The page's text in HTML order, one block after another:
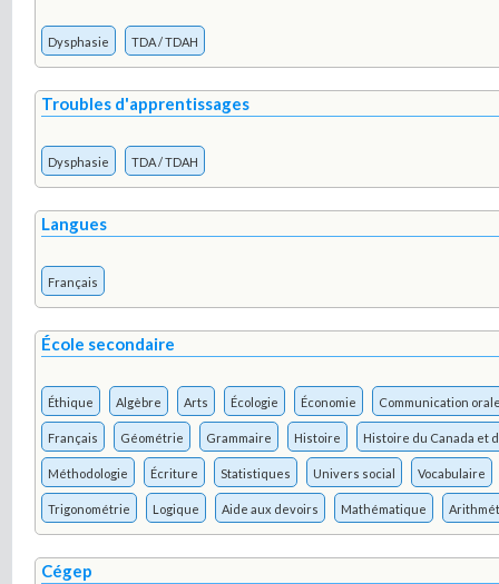
Dysphasie TDA / TDAH
Troubles d'apprentissages
Dysphasie TDA / TDAH
Langues
Français
École secondaire
Éthique Algèbre Arts Écologie Économie Communication
Français Géométrie Grammaire Histoire Histoire du Canada et
Méthodologie Écriture Statistiques Univers social Vocabulaire
Trigonométrie Logique Aide aux devoirs Mathématique
Cégep